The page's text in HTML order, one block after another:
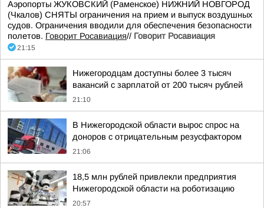
Аэропорты ЖУКОВСКИЙ (Раменское) НИЖНИЙ НОВГОРОД
(Чкалов) СНЯТЫ ограничения на прием и выпуск воздушных
судов. Ограничения вводили для обеспечения безопасности
полетов. Говорит Росавиация// Говорит Росавиация
21:15
Нижегородцам доступны более 3 тысяч
вакансий с зарплатой от 200 тысяч рублей
21:10
В Нижегородской области вырос спрос на
доноров с отрицательным резусфактором
21:06
18,5 млн рублей привлекли предприятия
Нижегородской области на роботизацию
20:57